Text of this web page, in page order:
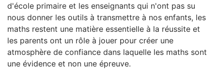
d'école primaire et les enseignants qui n'ont pas su
nous donner les outils à transmettre à nos enfants, les
maths restent une matière essentielle à la réussite et
les parents ont un rôle à jouer pour créer une
atmosphère de confiance dans laquelle les maths sont
une évidence et non une épreuve.